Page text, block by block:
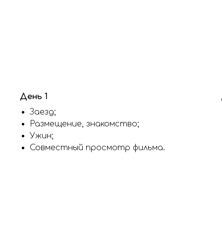
День 1
Заезд;
Размещение, знакомство;
Ужин;
Совместный просмотр фильма.